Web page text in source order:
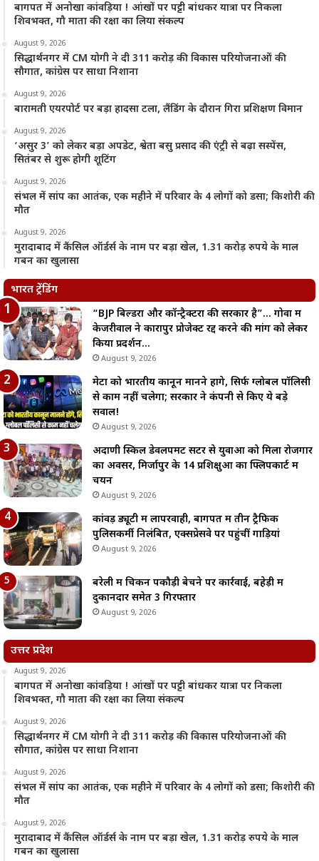
बागपत में अनोखा कांवड़िया ! आंखों पर पट्टी बांधकर यात्रा पर निकला
शिवभक्त, गौ माता की रक्षा का लिया संकल्प
August 9, 2026
सिद्धार्थनगर में CM योगी ने दी 311 करोड़ की विकास परियोजनाओं की
सौगात, कांग्रेस पर साधा निशाना
August 9, 2026
बारामती एयरपोर्ट पर बड़ा हादसा टला, लैंडिंग के दौरान गिरा प्रशिक्षण विमान
August 9, 2026
‘असुर 3’ को लेकर बड़ा अपडेट, श्वेता बसु प्रसाद की एंट्री से बढ़ा सस्पेंस,
सितंबर से शुरू होगी शूटिंग
August 9, 2026
संभल में सांप का आतंक, एक महीने में परिवार के 4 लोगों को डसा; किशोरी की
मौत
August 9, 2026
मुरादाबाद में कैंसिल ऑर्डर्स के नाम पर बड़ा खेल, 1.31 करोड़ रुपये के माल
गबन का खुलासा
भारत ट्रेंडिंग
“BJP बिल्डरों और कॉन्ट्रैक्टरों की सरकार है”… गोवा में
केजरीवाल ने कारापुर प्रोजेक्ट रद्द करने की मांग को लेकर
किया प्रदर्शन…
August 9, 2026
मेटा को भारतीय कानून मानने होंगे, सिर्फ ग्लोबल पॉलिसी
से काम नहीं चलेगा; सरकार ने कंपनी से किए ये बड़े
सवाल!
August 9, 2026
अदाणी स्किल डेवलपमेंट सेंटर से युवाओं को मिला रोजगार
का अवसर, मिर्जापुर के 14 प्रशिक्षुओं का फ्लिपकार्ट में
चयन
August 9, 2026
कांवड़ ड्यूटी में लापरवाही, बागपत में तीन ट्रैफिक
पुलिसकर्मी निलंबित, एक्सप्रेसवे पर पहुंचीं गाड़ियां
August 9, 2026
बरेली में चिकन पकौड़ी बेचने पर कार्रवाई, बहेड़ी में
दुकानदार समेत 3 गिरफ्तार
August 9, 2026
उत्तर प्रदेश
August 9, 2026
बागपत में अनोखा कांवड़िया ! आंखों पर पट्टी बांधकर यात्रा पर निकला
शिवभक्त, गौ माता की रक्षा का लिया संकल्प
August 9, 2026
सिद्धार्थनगर में CM योगी ने दी 311 करोड़ की विकास परियोजनाओं की
सौगात, कांग्रेस पर साधा निशाना
August 9, 2026
संभल में सांप का आतंक, एक महीने में परिवार के 4 लोगों को डसा; किशोरी की
मौत
August 9, 2026
मुरादाबाद में कैंसिल ऑर्डर्स के नाम पर बड़ा खेल, 1.31 करोड़ रुपये के माल
गबन का खुलासा